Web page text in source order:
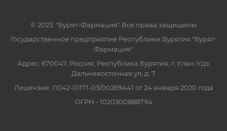
© 2023. "Бурят-Фармация" Все права защищены
Государственное предприятие Республики Бурятия "Бурят-
Фармация"
Адрес: 670047, Россия, Республика Бурятия, г. Улан-Удэ,
Дальневосточная ул, д. 7
Лицензия: Л042-01171-03/00269441 от 24 января 2020 года
ОГРН - 1020300888794